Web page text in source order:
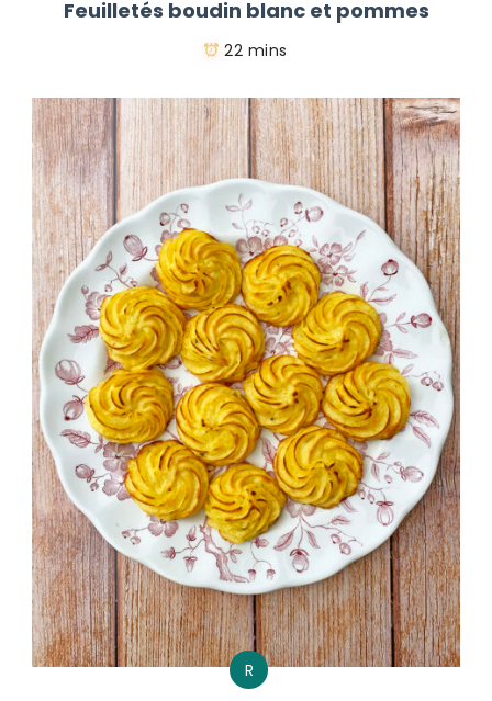
Feuilletés boudin blanc et pommes
22 mins
R